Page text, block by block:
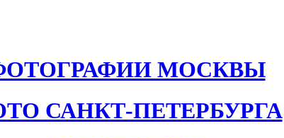
МОСКВЫ
САНКТ-ПЕТЕРБУРГА